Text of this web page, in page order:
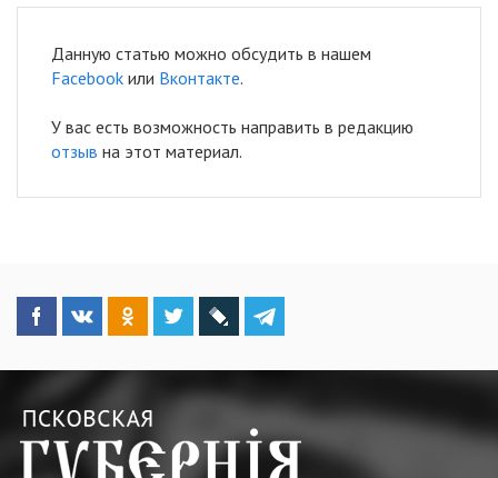
Данную статью можно обсудить в нашем
Facebook или Вконтакте.
У вас есть возможность направить в редакцию
отзыв на этот материал.